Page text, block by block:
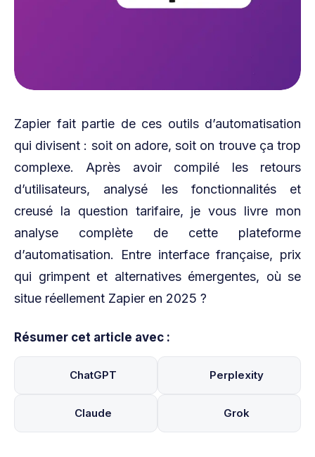
Zapier fait partie de ces outils d’automatisation
qui divisent : soit on adore, soit on trouve ça trop
complexe. Après avoir compilé les retours
d’utilisateurs, analysé les fonctionnalités et
creusé la question tarifaire, je vous livre mon
analyse complète de cette plateforme
d’automatisation. Entre interface française, prix
qui grimpent et alternatives émergentes, où se
situe réellement Zapier en 2025 ?
Résumer cet article avec :
ChatGPT Perplexity
Claude Grok